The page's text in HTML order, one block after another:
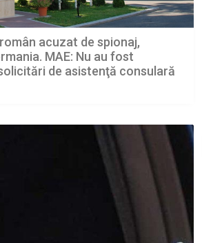
acuzat de spionaj,
MAE: Nu au fost
de asistenţă consulară